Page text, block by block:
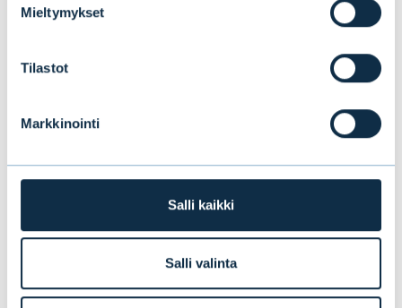
Mieltymykset
Tilastot
Markkinointi
Salli kaikki
Salli valinta
maailman suurin öljyntuottaja. Liuskeöljy on
dynamiikkaa perustavanlaatuisella tavalla.
siten kynnys sulkea tai käynnistää
vastaava kustannus on matala ja siten
liuskeöljy reagoi huomattavasti nopeammin
öljyn hinnan vaihteluihin, mikä saattaa
tasapainottaa markkinoita. Kun öljyn hinta